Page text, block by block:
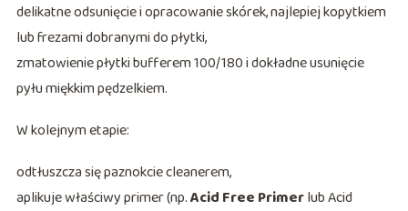
delikatne odsunięcie i opracowanie skórek, najlepiej kopytkiem
lub frezami dobranymi do płytki,
zmatowienie płytki bufferem 100/180 i dokładne usunięcie
pyłu miękkim pędzelkiem.
W kolejnym etapie:
odtłuszcza się paznokcie cleanerem,
aplikuje właściwy primer (np.Acid Free Primerlub Acid